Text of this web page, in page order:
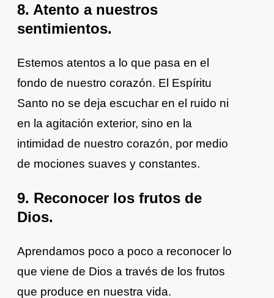
8. Atento a nuestros
sentimientos.
Estemos atentos a lo que pasa en el
fondo de nuestro corazón. El Espíritu
Santo no se deja escuchar en el ruido ni
en la agitación exterior, sino en la
intimidad de nuestro corazón, por medio
de mociones suaves y constantes.
9. Reconocer los frutos de
Dios.
Aprendamos poco a poco a reconocer lo
que viene de Dios a través de los frutos
que produce en nuestra vida.